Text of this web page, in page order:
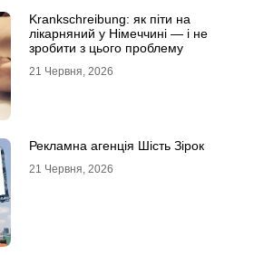
Krankschreibung: як піти на
лікарняний у Німеччині — і не
зробити з цього проблему
21 Червня, 2026
Рекламна агенція Шість Зірок
21 Червня, 2026